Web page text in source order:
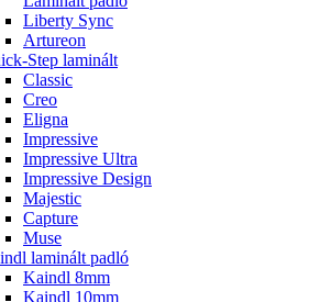
Liberty Sync
Artureon
Step laminált
Classic
Creo
Eligna
Impressive
Impressive Ultra
Impressive Design
Majestic
Capture
Muse
laminált padló
Kaindl 8mm
Kaindl 10mm